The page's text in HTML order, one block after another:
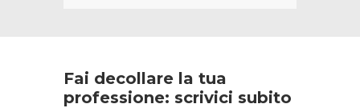
Fai decollare la tua
professione: scrivici subito